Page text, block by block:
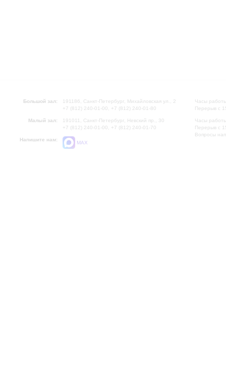
Большой зал:
191186, Санкт-Петербург, Михайловская ул., 2
+7 (812) 240-01-00, +7 (812) 240-01-80
Малый зал:
191011, Санкт-Петербург, Невский пр., 30
+7 (812) 240-01-00, +7 (812) 240-01-70
Напишите нам:
MAX
Часы
Перерыв с
Часы
Перерыв с
Вопросы